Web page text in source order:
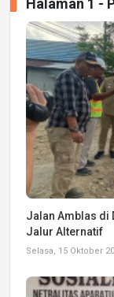
Halaman 1 -
Jalan Amblas di
Jalur Alternatif
Selasa, 15 Oktober